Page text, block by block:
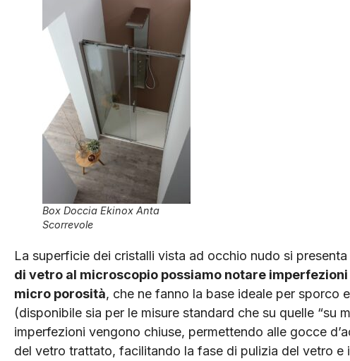
Box Doccia Ekinox Anta
Scorrevole
La superficie dei cristalli vista ad occhio nudo si
di vetro al microscopio possiamo notare
micro porosità, che ne fanno la base ideale per sporco
(disponibile sia per le misure standard che su quelle “su
imperfezioni vengono chiuse, permettendo alle gocce
del vetro trattato, facilitando la fase di pulizia del vetro e